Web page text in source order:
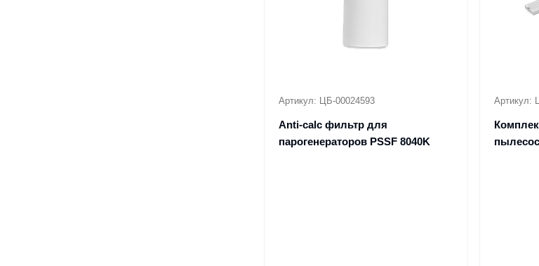
Артикул: ЦБ-00024593
Anti-calc фильтр для
парогенераторов PSSF 8040K
Артикул: